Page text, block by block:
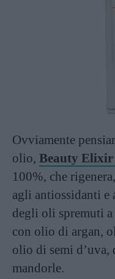
Ovviamente
olio, Beauty
100%, che
agli antiossidanti e
degli oli spremuti
con olio di argan,
olio di semi
mandorle.